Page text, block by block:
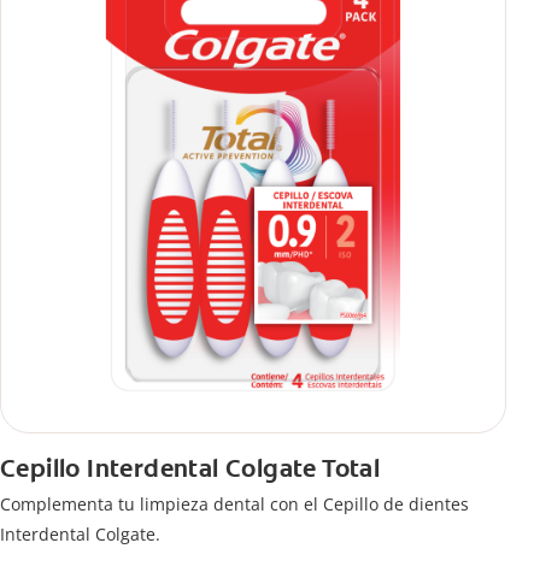
Cepillo Interdental Colgate Total
Complementa tu limpieza dental con el Cepillo de dientes
Interdental Colgate.